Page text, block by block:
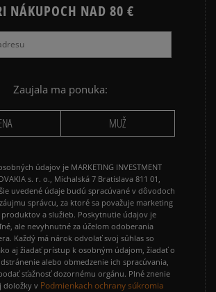
NÁKUPOCH NAD 80 €
Zaujala ma ponuka:
MUŽ
údajov je MARKETING INVESTMENT
s. r. o., Michalská 7 Bratislava 811 01,
uvedené údaje budú spracúvané v dôvodoch
správcu, za ktoré sa považuje marketing
a služieb. Poskytnutie údajov je
ale nevyhnutné za účelom odoberania
Každý má nárok odvolať svoj súhlas so
aj žiadať prístup k osobným údajom, žiadať o
alebo obmedzenie ich spracúvania,
sťažnosť dozornému orgánu. Plné znenie
doložky v Podmienkach ochrany súkromia